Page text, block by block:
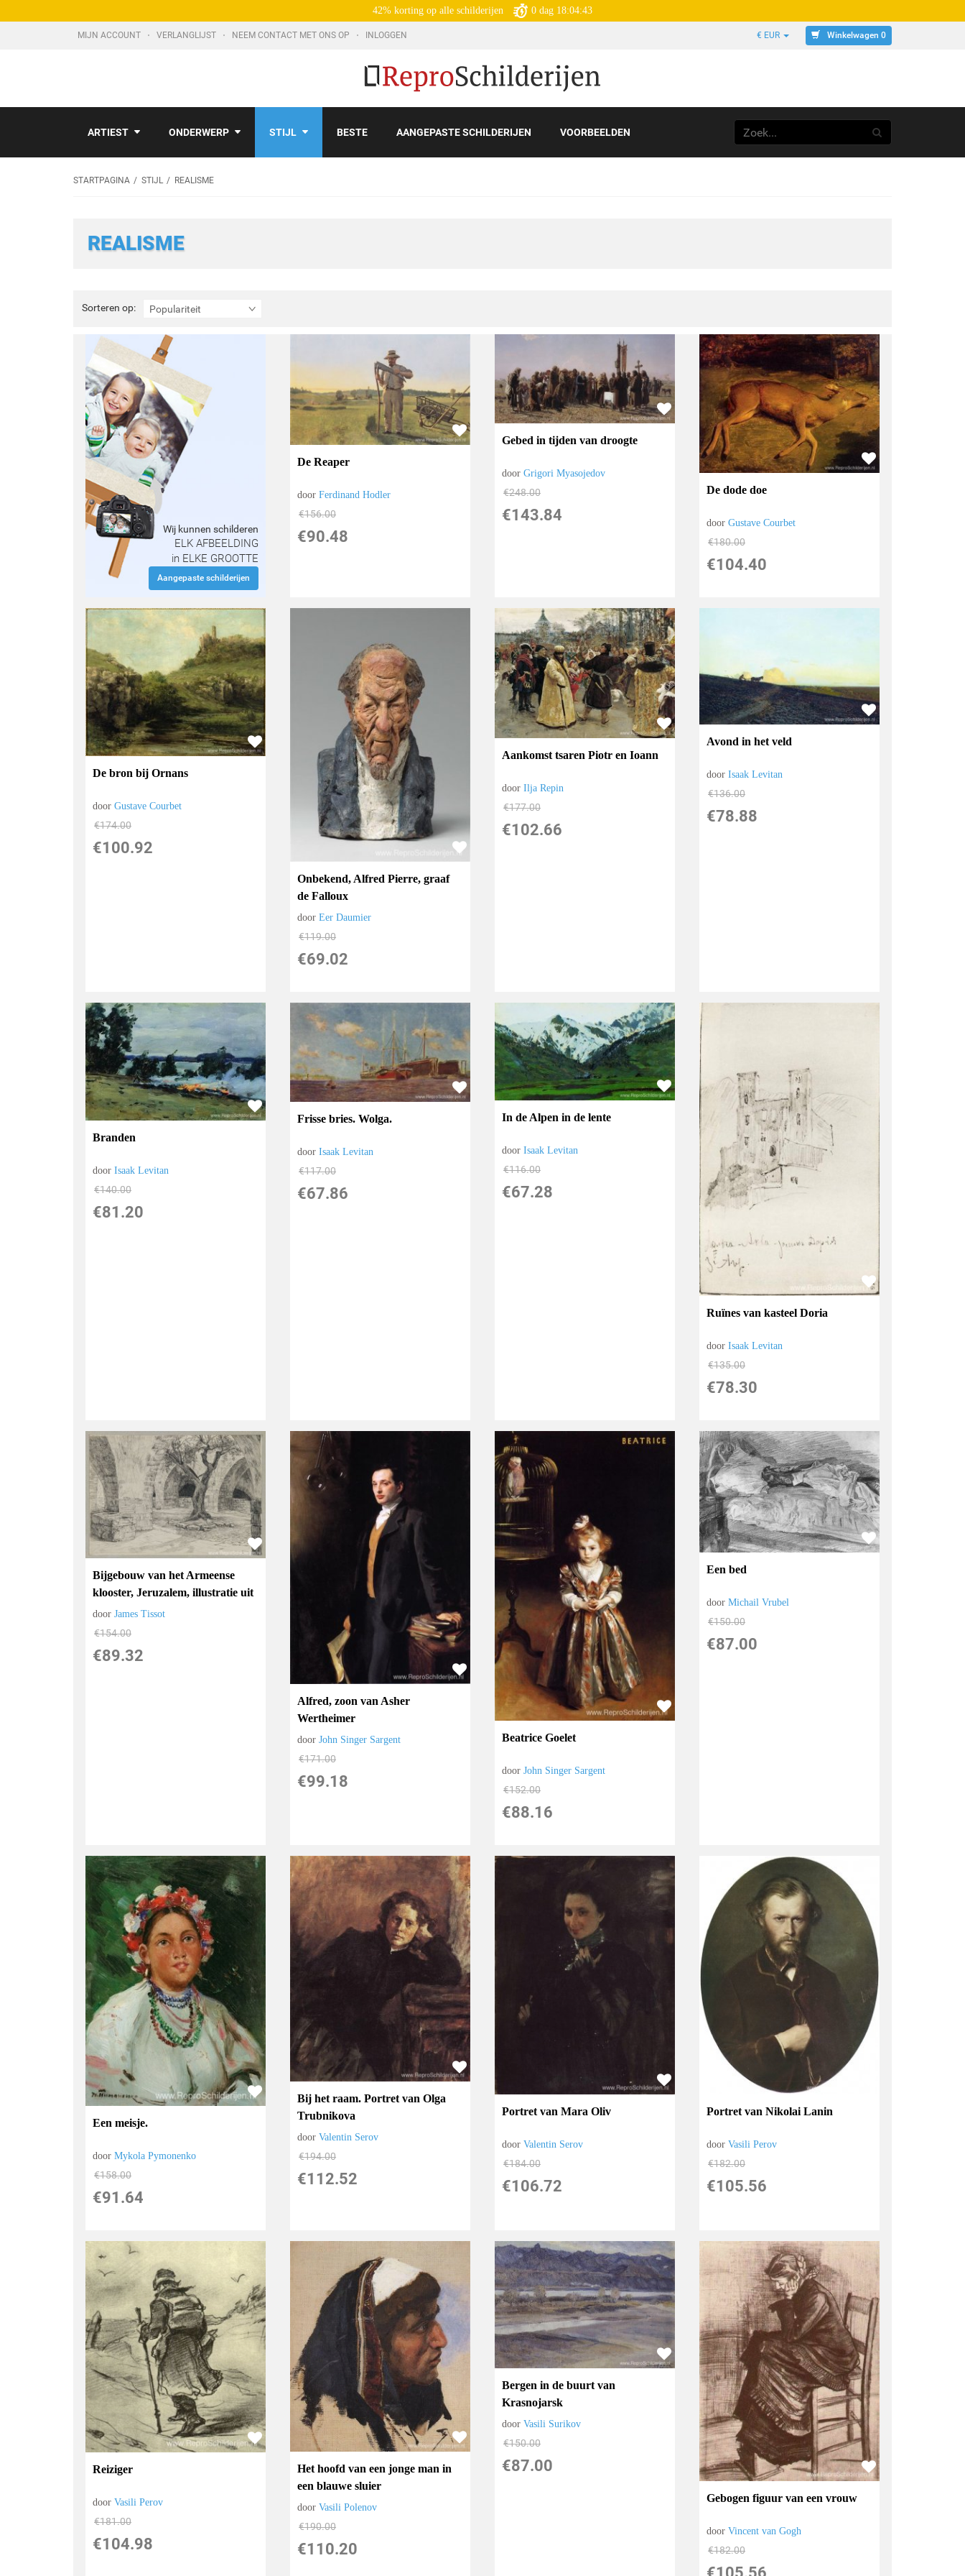
42% korting op alle schilderijen 0 dag 18:04:42
MIJN ACCOUNT VERLANGLIJST NEEM CONTACT MET ONS OP INLOGGEN € EUR Winkelwagen 0
ARTIEST ONDERWERP STIJL BESTE AANGEPASTE SCHILDERIJEN VOORBEELDEN
STARTPAGINA STIJL REALISME
REALISME
Sorteren op: Populariteit
Sorteren
op:
Wij kunnen schilderen
ELK AFBEELDING
in ELKE GROOTTE
Aangepaste schilderijen
De Reaper
doorFerdinand Hodler
€156.00
€90.48
Gebed in tijden van droogte
doorGrigori Myasojedov
€248.00
€143.84
De dode doe
doorGustave Courbet
€180.00
€104.40
De bron bij Ornans
doorGustave Courbet
€174.00
€100.92
Onbekend, Alfred Pierre, graaf
de Falloux
doorEer Daumier
€119.00
€69.02
Aankomst tsaren Piotr en Ioann
doorIlja Repin
€177.00
€102.66
Avond in het veld
doorIsaak Levitan
€136.00
€78.88
Branden
doorIsaak Levitan
€140.00
€81.20
Frisse bries. Wolga.
doorIsaak Levitan
€117.00
€67.86
In de Alpen in de lente
doorIsaak Levitan
€116.00
€67.28
Ruïnes van kasteel Doria
doorIsaak Levitan
€135.00
€78.30
Bijgebouw van het Armeense
klooster, Jeruzalem, illustratie uit
doorJames Tissot
€154.00
€89.32
Alfred, zoon van Asher
Wertheimer
doorJohn Singer Sargent
€171.00
€99.18
Beatrice Goelet
doorJohn Singer Sargent
€152.00
€88.16
Een bed
doorMichail Vrubel
€150.00
€87.00
Een meisje.
doorMykola Pymonenko
€158.00
€91.64
Bij het raam. Portret van Olga
Trubnikova
doorValentin Serov
€194.00
€112.52
Portret van Mara Oliv
doorValentin Serov
€184.00
€106.72
Portret van Nikolai Lanin
doorVasili Perov
€182.00
€105.56
Reiziger
doorVasili Perov
€181.00
€104.98
Het hoofd van een jonge man in
een blauwe sluier
doorVasili Polenov
€190.00
€110.20
Bergen in de buurt van
Krasnojarsk
doorVasili Surikov
€150.00
€87.00
Gebogen figuur van een vrouw
doorVincent van Gogh
€182.00